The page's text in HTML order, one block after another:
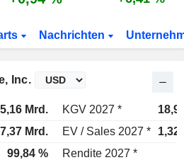
Nachrichten
Inc.
Mrd. KGV 2027 *
Mrd. EV / Sales 2027 *
99,84 % Rendite 2027 *